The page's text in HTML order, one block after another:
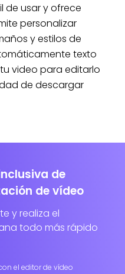
de usar y ofrece
personalizar
y estilos de
texto
video para editarlo
de descargar
de
de vídeo
y realiza el
todo más rápido
el editor de vídeo